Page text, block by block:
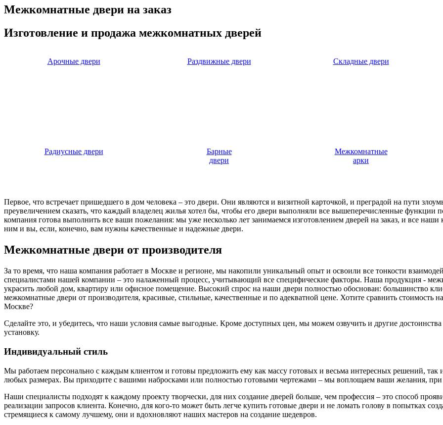
Межкомнатные двери на заказ
Изготовление и продажа межкомнатных дверей
Арочные двери Раздвижные двери Складные двери
Радиусные двери
Барные
двери
Межкомнатные
арки
Первое, что встречает пришедшего в дом человека – это двери. Они являются и визитной карточкой, и преградой на пути
преувеличением сказать, что каждый владелец жилья хотел бы, чтобы его двери выполняли все вышеперечисленные
компания готова выполнить все ваши пожелания: мы уже несколько лет занимаемся изготовлением дверей на заказ, и все
ним и вы, если, конечно, вам нужны качественные и надежные двери.
Межкомнатные двери от производителя
За то время, что наша компания работает в Москве и регионе, мы накопили уникальный опыт и освоили все тонкости
специалистами нашей компании – это налаженный процесс, учитывающий все специфические факторы. Наша продукция -
украсить любой дом, квартиру или офисное помещение. Высокий спрос на наши двери полностью обоснован: большинство
межкомнатные двери от производителя, красивые, стильные, качественные и по адекватной цене. Хотите сравнить
Москве?
Сделайте это, и убедитесь, что наши условия самые выгодные. Кроме доступных цен, мы можем озвучить и другие
установку.
Индивидуальный стиль
Мы работаем персонально с каждым клиентом и готовы предложить ему как массу готовых и весьма интересных решений, так
любых размерах. Вы приходите с вашими набросками или полностью готовыми чертежами – мы воплощаем ваши желания, при
Наши специалисты подходят к каждому проекту творчески, для них создание дверей больше, чем профессия – это способ
реализации запросов клиента. Конечно, для кого-то может быть легче купить готовые двери и не ломать голову в попытках
стремящиеся к самому лучшему, они и вдохновляют наших мастеров на создание шедевров.